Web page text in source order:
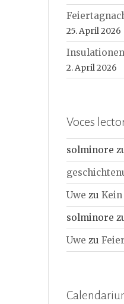
25. April 2026
Insulationen
2. April 2026
Voces
solminore
Uwe zu
solminore
Uwe zu